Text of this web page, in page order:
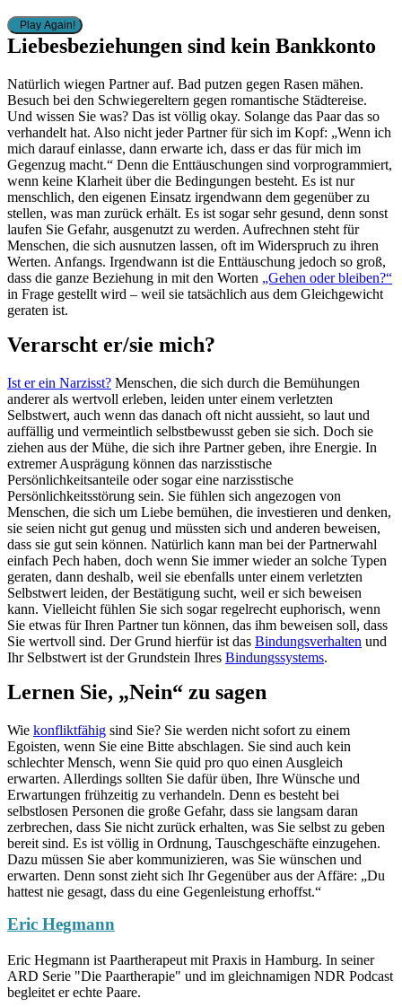
Play Again!
Liebesbeziehungen sind kein Bankkonto
Natürlich wiegen Partner auf. Bad putzen gegen Rasen mähen.
Besuch bei den Schwiegereltern gegen romantische Städtereise.
Und wissen Sie was? Das ist völlig okay. Solange das Paar das so
verhandelt hat. Also nicht jeder Partner für sich im Kopf: „Wenn ich
mich darauf einlasse, dann erwarte ich, dass er das für mich im
Gegenzug macht.“ Denn die Enttäuschungen sind vorprogrammiert,
wenn keine Klarheit über die Bedingungen besteht. Es ist nur
menschlich, den eigenen Einsatz irgendwann dem gegenüber zu
stellen, was man zurück erhält. Es ist sogar sehr gesund, denn sonst
laufen Sie Gefahr, ausgenutzt zu werden. Aufrechnen steht für
Menschen, die sich ausnutzen lassen, oft im Widerspruch zu ihren
Werten. Anfangs. Irgendwann ist die Enttäuschung jedoch so groß,
dass die ganze Beziehung in mit den Worten „Gehen oder bleiben?“
in Frage gestellt wird – weil sie tatsächlich aus dem Gleichgewicht
geraten ist.
Verarscht er/sie mich?
Ist er ein Narzisst? Menschen, die sich durch die Bemühungen
anderer als wertvoll erleben, leiden unter einem verletzten
Selbstwert, auch wenn das danach oft nicht aussieht, so laut und
auffällig und vermeintlich selbstbewusst geben sie sich. Doch sie
ziehen aus der Mühe, die sich ihre Partner geben, ihre Energie. In
extremer Ausprägung können das narzisstische
Persönlichkeitsanteile oder sogar eine narzisstische
Persönlichkeitsstörung sein. Sie fühlen sich angezogen von
Menschen, die sich um Liebe bemühen, die investieren und denken,
sie seien nicht gut genug und müssten sich und anderen beweisen,
dass sie gut sein können. Natürlich kann man bei der Partnerwahl
einfach Pech haben, doch wenn Sie immer wieder an solche Typen
geraten, dann deshalb, weil sie ebenfalls unter einem verletzten
Selbstwert leiden, der Bestätigung sucht, weil er sich beweisen
kann. Vielleicht fühlen Sie sich sogar regelrecht euphorisch, wenn
Sie etwas für Ihren Partner tun können, das ihm beweisen soll, dass
Sie wertvoll sind. Der Grund hierfür ist das Bindungsverhalten und
Ihr Selbstwert ist der Grundstein Ihres Bindungssystems.
Lernen Sie, „Nein“ zu sagen
Wie konfliktfähig sind Sie? Sie werden nicht sofort zu einem
Egoisten, wenn Sie eine Bitte abschlagen. Sie sind auch kein
schlechter Mensch, wenn Sie quid pro quo einen Ausgleich
erwarten. Allerdings sollten Sie dafür üben, Ihre Wünsche und
Erwartungen frühzeitig zu verhandeln. Denn es besteht bei
selbstlosen Personen die große Gefahr, dass sie langsam daran
zerbrechen, dass Sie nicht zurück erhalten, was Sie selbst zu geben
bereit sind. Es ist völlig in Ordnung, Tauschgeschäfte einzugehen.
Dazu müssen Sie aber kommunizieren, was Sie wünschen und
erwarten. Denn sonst zieht sich Ihr Gegenüber aus der Affäre: „Du
hattest nie gesagt, dass du eine Gegenleistung erhoffst.“
Eric Hegmann
Eric Hegmann ist Paartherapeut mit Praxis in Hamburg. In seiner
ARD Serie "Die Paartherapie" und im gleichnamigen NDR Podcast
begleitet er echte Paare.